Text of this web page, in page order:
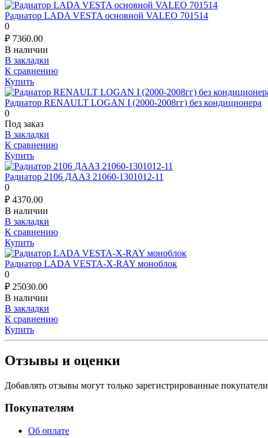
Радиатор LADA VESTA основной VALEO 701514
0
₽ 7360.00
В наличии
В закладки
К сравнению
Купить
Радиатор RENAULT LOGAN I (2000-2008гг) без кондиционера
0
Под заказ
В закладки
К сравнению
Купить
Радиатор 2106 ДААЗ 21060-1301012-11
0
₽ 4370.00
В наличии
В закладки
К сравнению
Купить
Радиатор LADA VESTA-X-RAY моноблок
0
₽ 25030.00
В наличии
В закладки
К сравнению
Купить
Отзывы и оценки
Добавлять отзывы могут только зарегистрированные покупатели
Покупателям
Об оплате